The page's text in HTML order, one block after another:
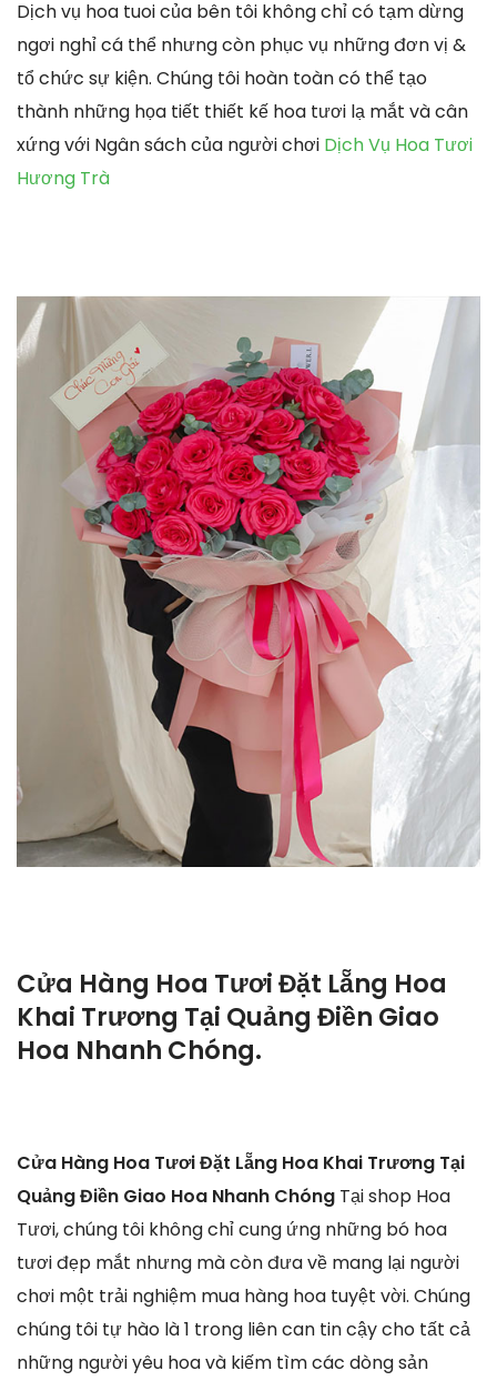
Dịch vụ hoa tuoi của bên tôi không chỉ có tạm dừng
ngơi nghỉ cá thể nhưng còn phục vụ những đơn vị &
tổ chức sự kiện. Chúng tôi hoàn toàn có thể tạo
thành những họa tiết thiết kế hoa tươi lạ mắt và cân
xứng với Ngân sách của người chơi Dịch Vụ Hoa Tươi
Hương Trà
Cửa Hàng Hoa Tươi Đặt Lẵng Hoa
Khai Trương Tại Quảng Điền Giao
Hoa Nhanh Chóng.
Cửa Hàng Hoa Tươi Đặt Lẵng Hoa Khai Trương Tại
Quảng Điền Giao Hoa Nhanh Chóng Tại shop Hoa
Tươi, chúng tôi không chỉ cung ứng những bó hoa
tươi đẹp mắt nhưng mà còn đưa về mang lại người
chơi một trải nghiệm mua hàng hoa tuyệt vời. Chúng
chúng tôi tự hào là 1 trong liên can tin cậy cho tất cả
những người yêu hoa và kiếm tìm các dòng sản